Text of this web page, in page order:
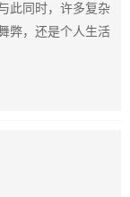
此同时，许多复杂
弊，还是个人生活